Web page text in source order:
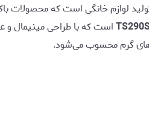
لوازم خانگی است که محصولات
است که با طراحی مینیمال و
های گرم محسوب می‌شود.